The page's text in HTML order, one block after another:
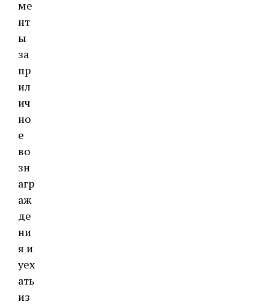
ме
нт
ы
за
пр
ил
ич
но
е
во
зн
агр
аж
де
ни
я и
уех
ать
из